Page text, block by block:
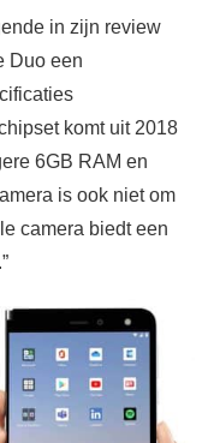
in zijn review
Duo een
komt uit 2018
6GB RAM en
is ook niet om
camera biedt een